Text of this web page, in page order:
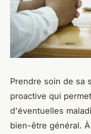
Prendre soin de sa
proactive qui
d'éventuelles
bien-être général.